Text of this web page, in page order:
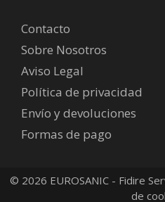
Contacto
Sobre Nosotros
Aviso Legal
Política de privacidad
Envío y devoluciones
Formas de pago
© 2026 EUROSANIC - Fidire
de